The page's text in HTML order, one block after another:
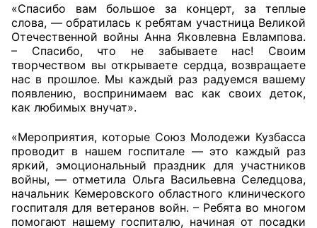
«Спасибо вам большое за концерт, за теплые
слова, — обратилась к ребятам участница Великой
Отечественной войны Анна Яковлевна Евлампова.
– Спасибо, что не забываете нас! Своим
творчеством вы открываете сердца, возвращаете
нас в прошлое. Мы каждый раз радуемся вашему
появлению, воспринимаем вас как своих деток,
как любимых внучат».
«Мероприятия, которые Союз Молодежи Кузбасса
проводит в нашем госпитале — это каждый раз
яркий, эмоциональный праздник для участников
войны, — отметила Ольга Васильевна Селедцова,
начальник Кемеровского областного клинического
госпиталя для ветеранов войн. – Ребята во многом
помогают нашему госпиталю, начиная от посадки